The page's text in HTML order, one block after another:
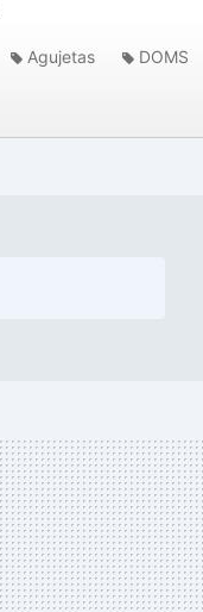
Agujetas DOMS